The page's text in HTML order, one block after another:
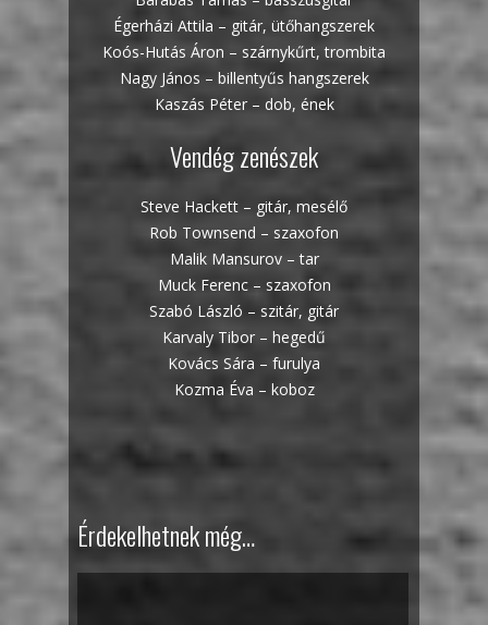
Égerházi Attila – gitár, ütőhangszerek
Koós-Hutás Áron – szárnykűrt, trombita
Nagy János – billentyűs hangszerek
Kaszás Péter – dob, ének
Vendég zenészek
Steve Hackett – gitár, mesélő
Rob Townsend – szaxofon
Malik Mansurov – tar
Muck Ferenc – szaxofon
Szabó László – szitár, gitár
Karvaly Tibor – hegedű
Kovács Sára – furulya
Kozma Éva – koboz
Érdekelhetnek még…